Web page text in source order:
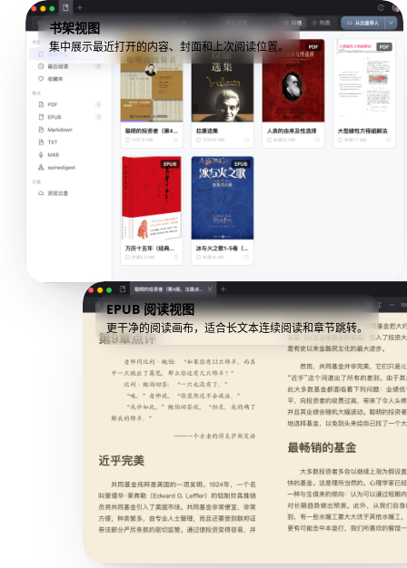
书架视图
集中展示最近打开的内容、封面和上次阅读位置。
EPUB 阅读视图
更干净的阅读画布，适合长文本连续阅读和章节跳转。